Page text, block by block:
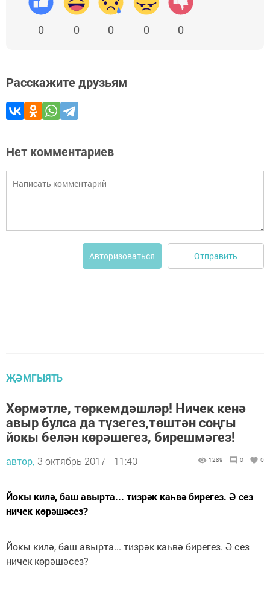
0 0 0 0 0
Расскажите друзьям
Нет комментариев
Авторизоваться Отправить
ҖӘМГЫЯТЬ
Хөрмәтле, төркемдәшләр! Ничек кенә
авыр булса да түзегез,төштән соңгы
йокы белән көрәшегез, бирешмәгез!
автор, 3 октябрь 2017 - 11:40 1289 0 0
Йокы килә, баш авырта... тизрәк каһвә бирегез. Ә сез
ничек көрәшәсез?
Йокы килә, баш авырта... тизрәк каһвә бирегез. Ә сез
ничек көрәшәсез?